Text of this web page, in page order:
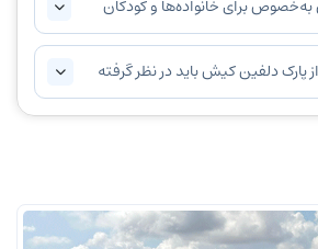
برای خانواده‌ها و کودکان
پارک دلفین کیش باید در نظر گرفته